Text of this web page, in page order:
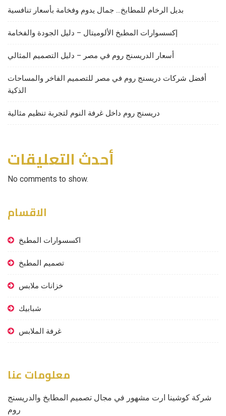
بديل الرخام للمطابخ… جمال يدوم وفخامة بأسعار تنافسية
إكسسوارات المطبخ الألوميتال – دليل الجودة والفخامة
أسعار الدريسنج روم في مصر – دليل التصميم المثالي
أفضل شركات دريسنج روم في مصر للتصميم الفاخر والمساحات
الذكية
دريسنج روم داخل غرفة النوم لتجربة تنظيم مثالية
أحدث التعليقات
No comments to show.
الاقسام
اكسسوارات المطبخ
تصميم المطبخ
خزانات ملابس
شبابيك
غرفة الملابس
معلومات عنا
شركة كوشينا ارت مشهور في مجال تصميم المطابخ والدريسنج
روم